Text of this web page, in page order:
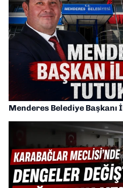
Menderes Belediye Başkanı